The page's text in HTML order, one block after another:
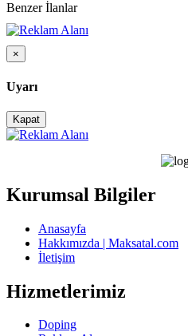
Benzer İlanlar
×
Uyarı
Kapat
Kurumsal Bilgiler
Anasayfa
Hakkımızda | Maksatal.com
İletişim
Hizmetlerimiz
Doping